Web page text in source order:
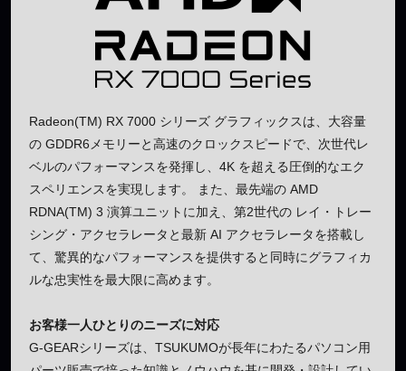
Radeon(TM) RX 7000 シリーズ グラフィックスは、大容量
の GDDR6メモリーと高速のクロックスピードで、次世代レ
ベルのパフォーマンスを発揮し、4K を超える圧倒的なエク
スペリエンスを実現します。 また、最先端の AMD
RDNA(TM) 3 演算ユニットに加え、第2世代の レイ・トレー
シング・アクセラレータと最新 AI アクセラレータを搭載し
て、驚異的なパフォーマンスを提供すると同時にグラフィカ
ルな忠実性を最大限に高めます。
お客様一人ひとりのニーズに対応
G-GEARシリーズは、TSUKUMOが長年にわたるパソコン用